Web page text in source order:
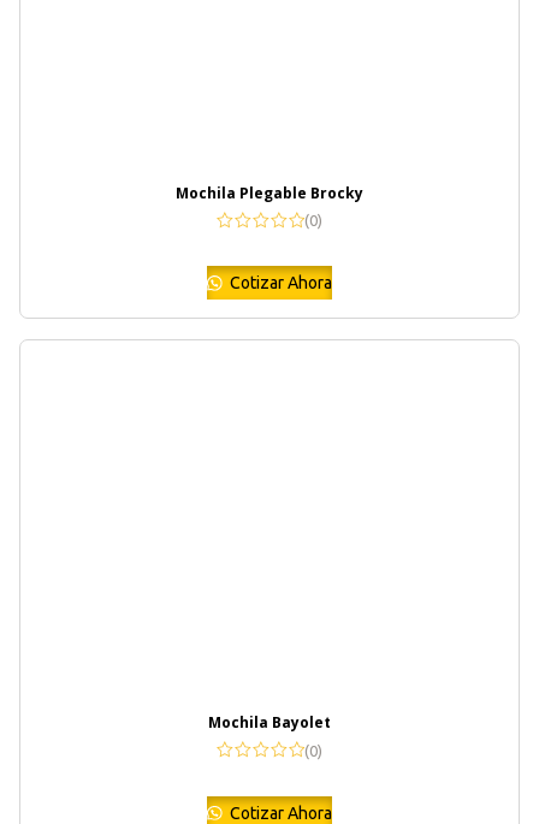
Mochila Plegable Brocky
(0)
Cotizar Ahora
Mochila Bayolet
(0)
Cotizar Ahora